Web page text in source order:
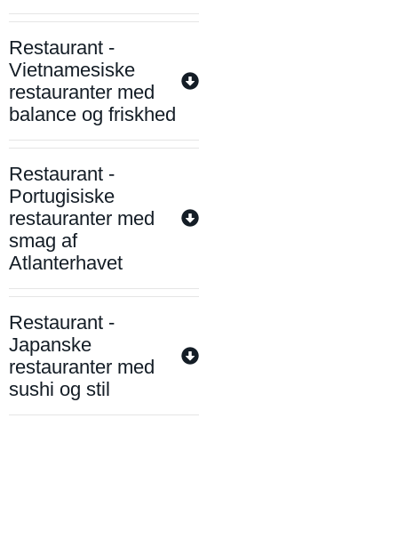
Restaurant -
Vietnamesiske
restauranter med
balance og friskhed
Restaurant -
Portugisiske
restauranter med
smag af
Atlanterhavet
Restaurant -
Japanske
restauranter med
sushi og stil